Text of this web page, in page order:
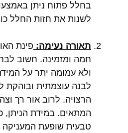
בחלל פתוח ניתן
לשנות את חזות החלל
תאורה נעימה: פינת
חמה ומזמינה. חשוב
ולא עמומה יתר על
לבנה עוצמתית ובוהקת
הרצויה. לרוב אור רך
המתאים. במידת הניתן,
טבעית שופעת